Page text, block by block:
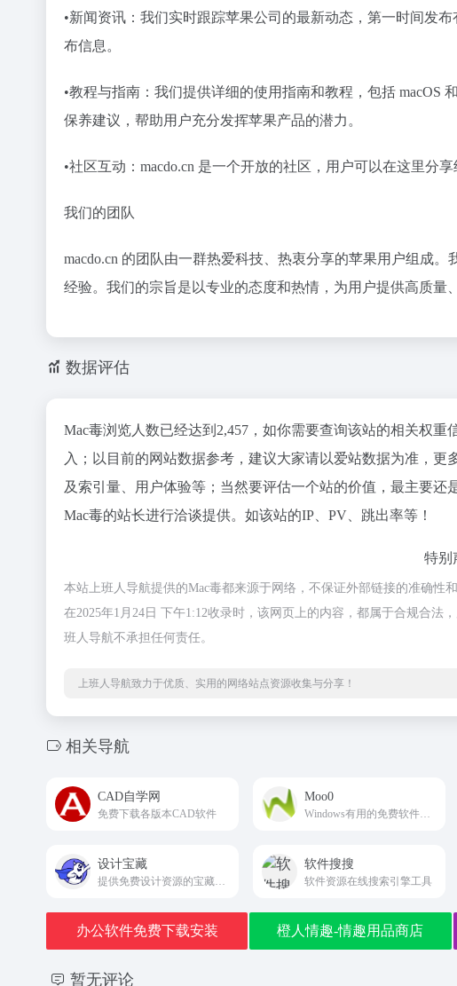
•新闻资讯 ：我们实时跟踪苹果公司的最新动态，第一时间发
布信息。
•教程与指南 ：我们提供详细的使用指南和教程，包括 macOS
保养建议，帮助用户充分发挥苹果产品的潜力。
•社区互动 ：macdo.cn 是一个开放的社区，用户可以在这里分
我们的团队
macdo.cn 的团队由一群热爱科技、热衷分享的苹果用户组成
经验。我们的宗旨是以专业的态度和热情，为用户提供高质量
数据评估
Mac毒浏览人数已经达到2,457，如你需要查询该站的相关权重
入；以目前的网站数据参考，建议大家请以爱站数据为准，
及索引量、用户体验等；当然要评估一个站的价值，最主要
Mac毒的站长进行洽谈提供。如该站的IP、PV、跳出率等！
特别
本站上班人导航提供的Mac毒都来源于网络，不保证外部链接的准确性
在2025年1月24日 下午1:12收录时，该网页上的内容，都属于合规合
班人导航不承担任何责任。
上班人导航致力于优质、实用的网络站点资源收集与分享！
相关导航
CAD自学网
免费下载各版本CAD软件
Moo0
Windows有用的免费软件分享下载
设计宝藏 软件搜搜
软件资源在线搜索引擎工具
办公软件免费下载安装 橙人情趣-情趣用品商店
暂无评论